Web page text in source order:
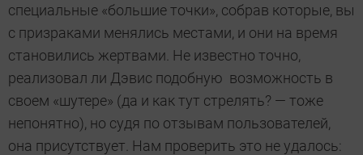
специальные «большие точки», собрав которые, вы
с призраками менялись местами, и они на время
становились жертвами. Не известно точно,
реализовал ли Дэвис подобную возможность в
своем «шутере» (да и как тут стрелять? — тоже
непонятно), но судя по отзывам пользователей,
она присутствует. Нам проверить это не удалось: